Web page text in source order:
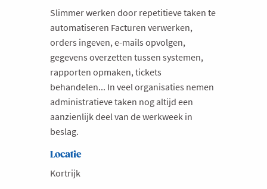
Slimmer werken door repetitieve taken te
automatiseren Facturen verwerken,
orders ingeven, e-mails opvolgen,
gegevens overzetten tussen systemen,
rapporten opmaken, tickets
behandelen... In veel organisaties nemen
administratieve taken nog altijd een
aanzienlijk deel van de werkweek in
beslag.
Locatie
Kortrijk